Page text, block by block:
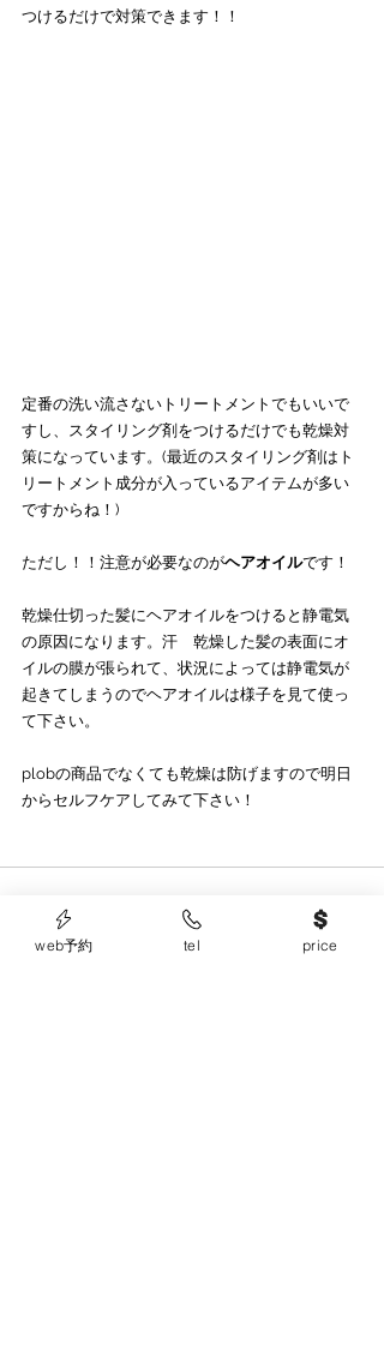
つけるだけで対策できます！！
定番の洗い流さないトリートメントでもいいで
すし、スタイリング剤をつけるだけでも乾燥対
策になっています。(最近のスタイリング剤はト
リートメント成分が入っているアイテムが多い
ですからね！)
ただし！！注意が必要なのがヘアオイルです！
乾燥仕切った髪にヘアオイルをつけると静電気
の原因になります。汗　乾燥した髪の表面にオ
イルの膜が張られて、状況によっては静電気が
起きてしまうのでヘアオイルは様子を見て使っ
て下さい。
plobの商品でなくても乾燥は防げますので明日
からセルフケアしてみて下さい！
web予約 tel price